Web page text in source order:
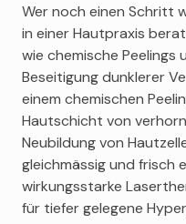
Wer noch einen Schritt
in einer Hautpraxis
wie chemische Peelings
Beseitigung dunklerer
einem chemischen
Hautschicht von
Neubildung von
gleichmässig und frisch
wirkungsstarke
für tiefer gelegene